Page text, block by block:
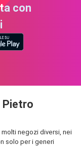
con
Pietro
negozi diversi, nei
solo per i generi